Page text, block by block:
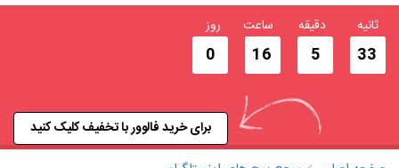
33
ثانیه
5
دقیقه
16
ساعت
0
روز
برای خرید فالوور با تخفیف کلیک کنید